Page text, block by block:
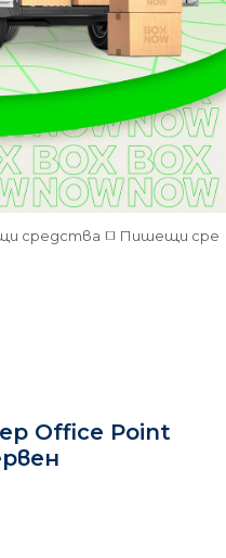
средства Пишещи
Office Point